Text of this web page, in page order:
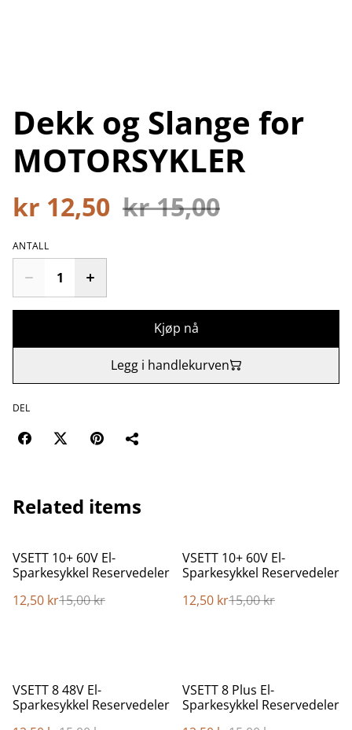
Dekk og Slange for
MOTORSYKLER
kr 12,50 kr 15,00
ANTALL
Kjøp nå
Legg i handlekurven
DEL
Related items
%
VSETT 10+ 60V El-
Sparkesykkel Reservedeler
12,50 kr15,00 kr
%
VSETT 10+ 60V El-
Sparkesykkel Reservedeler
12,50 kr15,00 kr
%
VSETT 8 48V El-
Sparkesykkel Reservedeler
%
VSETT 8 Plus El-
Sparkesykkel Reservedeler